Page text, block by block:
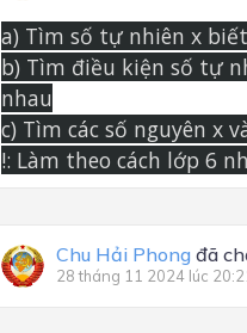
a) Tìm số tự nhiên x
b) Tìm điều kiện số tự
nhau
c) Tìm các số nguyên x
!: Làm theo cách lớp 6
Chu Hải Phong đã
28 tháng 11 2024 lúc